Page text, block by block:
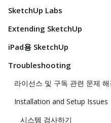
SketchUp Labs
Extending SketchUp
iPad용 SketchUp
Troubleshooting
라이선스 및 구독 관련 문제 해
Installation and Setup Issues
시스템 검사하기